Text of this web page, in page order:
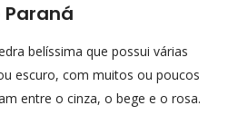
belíssima que possui várias
escuro, com muitos ou poucos
entre o cinza, o bege e o rosa.